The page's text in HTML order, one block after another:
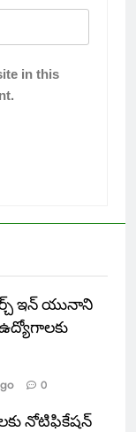
in this
ఇన్ యునాని
0
నోటిఫికేషన్